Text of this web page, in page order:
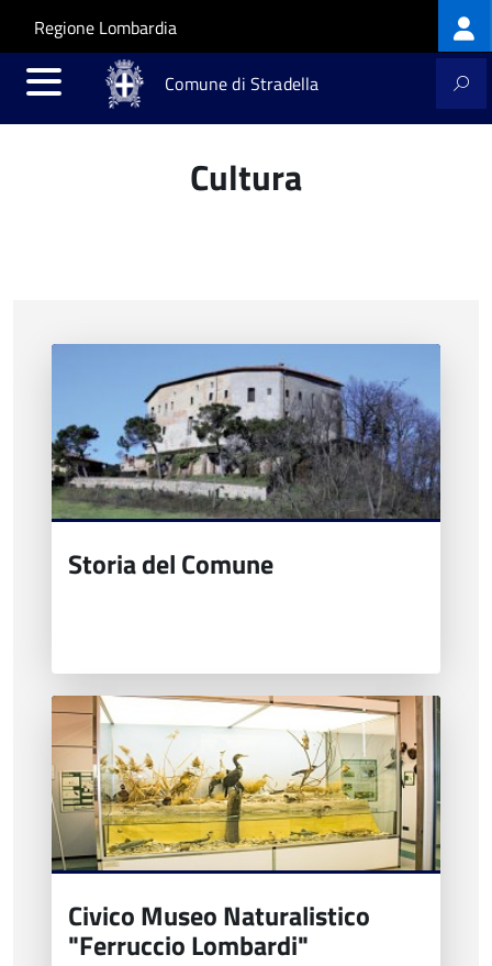
Salta al contenuto principale
Skip to site navigation
Regione Lombardia
Comune di Stradella
Cultura
Storia del Comune
Civico Museo Naturalistico
"Ferruccio Lombardi"